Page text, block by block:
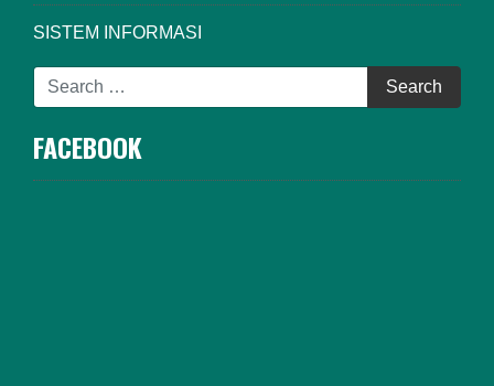
SISTEM INFORMASI
FACEBOOK